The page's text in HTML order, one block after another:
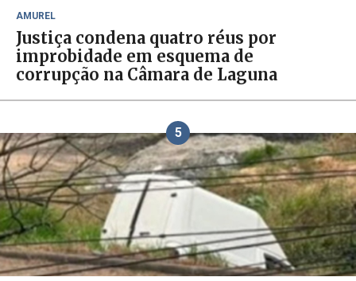
AMUREL
Justiça condena quatro réus por
improbidade em esquema de
corrupção na Câmara de Laguna
5